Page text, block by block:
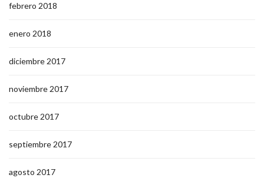
febrero 2018
enero 2018
diciembre 2017
noviembre 2017
octubre 2017
septiembre 2017
agosto 2017